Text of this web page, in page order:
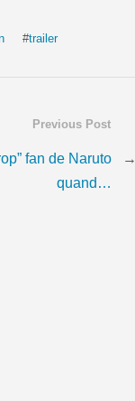
#trailer
Previous Post
fan de Naruto
quand…
→